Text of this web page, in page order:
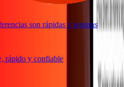
son rápidas y seguras
y confiable